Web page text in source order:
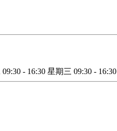
09:30 - 16:30 星期三 09:30 - 16:30